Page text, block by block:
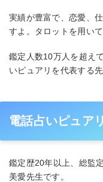
実績が豊富で、恋愛、
すよ。タロットを用い
鑑定人数10万人を超え
いピュアリを代表する
電話占いピュア
鑑定歴20年以上、総監
美愛先生です。